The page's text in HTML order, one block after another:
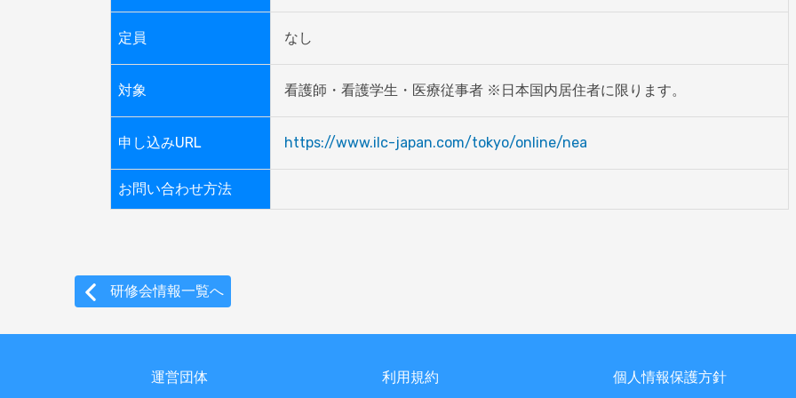
定員 なし
対象 看護師・看護学生・医療従事者 ※日本国内居住者に限ります。
申し込みURL https://www.ilc-japan.com/tokyo/online/nea
お問い合わせ方法
研修会情報一覧へ
運営団体 利用規約 個人情報保護方針